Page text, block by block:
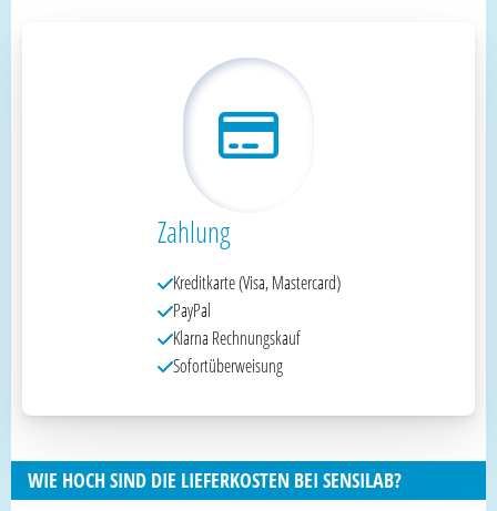
Zahlung
Kreditkarte (Visa, Mastercard)
PayPal
Klarna Rechnungskauf
Sofortüberweisung
WIE HOCH SIND DIE LIEFERKOSTEN BEI SENSILAB?